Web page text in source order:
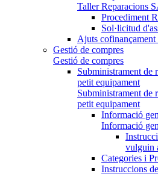
Taller Reparacions
Procediment
Sol·licitud
Ajuts cofinançament
Gestió de compres
Gestió de compres
Subministrament de
petit equipament
Subministrament de
petit equipament
Informació
Informació
vulguin
Categories i
Instruccions